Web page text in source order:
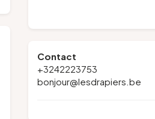
Contact
+3242223753
bonjour@lesdrapiers.be